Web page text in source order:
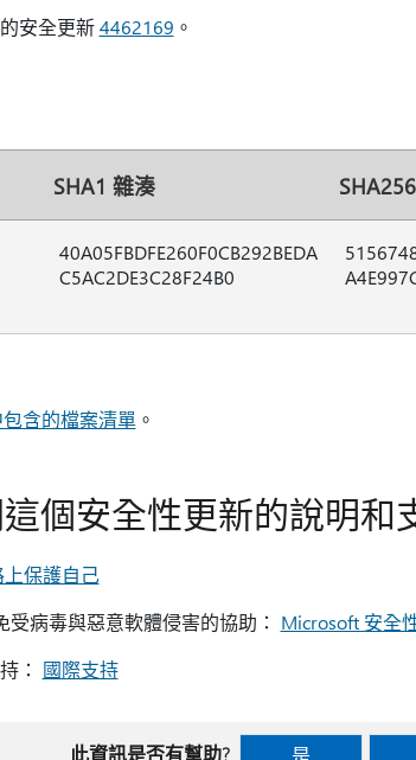
安全更新4462169 。
SHA1 雜湊
40A05FBDFE260F0CB292BEDA
C5AC2DE3C28F24B0
含的檔案清單。
個安全性更新的說明和
保護自己
病毒與惡意軟體侵害的協助： Microsoft 安全
： 國際支持
此資訊是否有幫助? 是